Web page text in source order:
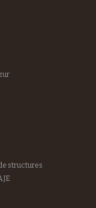
structures